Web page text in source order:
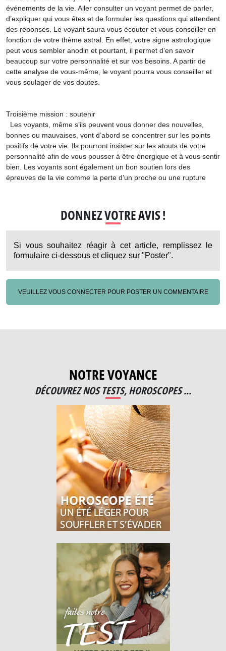
événements de la vie. Aller consulter un voyant permet de parler,
d’expliquer qui vous êtes et de formuler les questions qui attendent
des réponses. Le voyant saura vous écouter et vous conseiller en
fonction de votre thème astral. En effet, votre signe astrologique
peut vous sembler anodin et pourtant, il permet d’en savoir
beaucoup sur votre personnalité et sur vos besoins. A partir de
cette analyse de vous-même, le voyant pourra vous conseiller et
vous soulager de vos doutes.
Troisième mission : soutenir
Les voyants, même s’ils peuvent vous donner des nouvelles,
bonnes ou mauvaises, vont d’abord se concentrer sur les points
positifs de votre vie. Ils pourront insister sur les atouts de votre
personnalité afin de vous pousser à être énergique et à vous sentir
bien. Les voyants sont également un bon soutien lors des
épreuves de la vie comme la perte d’un proche ou une rupture
DONNEZ VOTRE AVIS !
Si vous souhaitez réagir à cet article, remplissez le
formulaire ci-dessous et cliquez sur "Poster".
VEUILLEZ VOUS CONNECTER POUR POSTER UN COMMENTAIRE
NOTRE VOYANCE
DÉCOUVREZ NOS TESTS, HOROSCOPES ...